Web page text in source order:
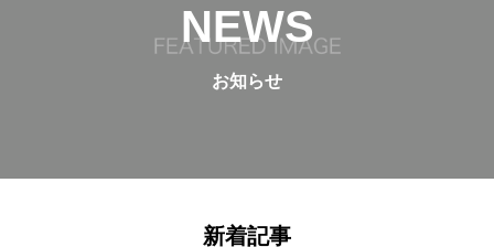
NEWS
お知らせ
新着記事